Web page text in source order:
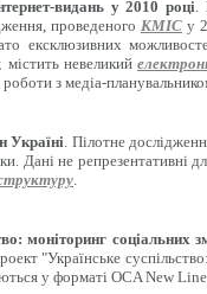
видань у 2010 році.
проведеного КМІС у
ексклюзивних
; містить невеликий
з медіа-
Україні. Пілотне
Дані не репрезентативні
.
моніторинг соціальних
"Українське
у форматі OCA New